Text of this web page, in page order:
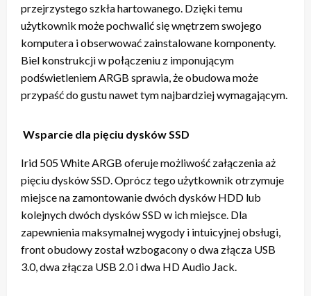
przejrzystego szkła hartowanego. Dzięki temu
użytkownik może pochwalić się wnętrzem swojego
komputera i obserwować zainstalowane komponenty.
Biel konstrukcji w połączeniu z imponującym
podświetleniem ARGB sprawia, że obudowa może
przypaść do gustu nawet tym najbardziej wymagającym.
Wsparcie dla pięciu dysków SSD
Irid 505 White ARGB oferuje możliwość załączenia aż
pięciu dysków SSD. Oprócz tego użytkownik otrzymuje
miejsce na zamontowanie dwóch dysków HDD lub
kolejnych dwóch dysków SSD w ich miejsce. Dla
zapewnienia maksymalnej wygody i intuicyjnej obsługi,
front obudowy został wzbogacony o dwa złącza USB
3.0, dwa złącza USB 2.0 i dwa HD Audio Jack.